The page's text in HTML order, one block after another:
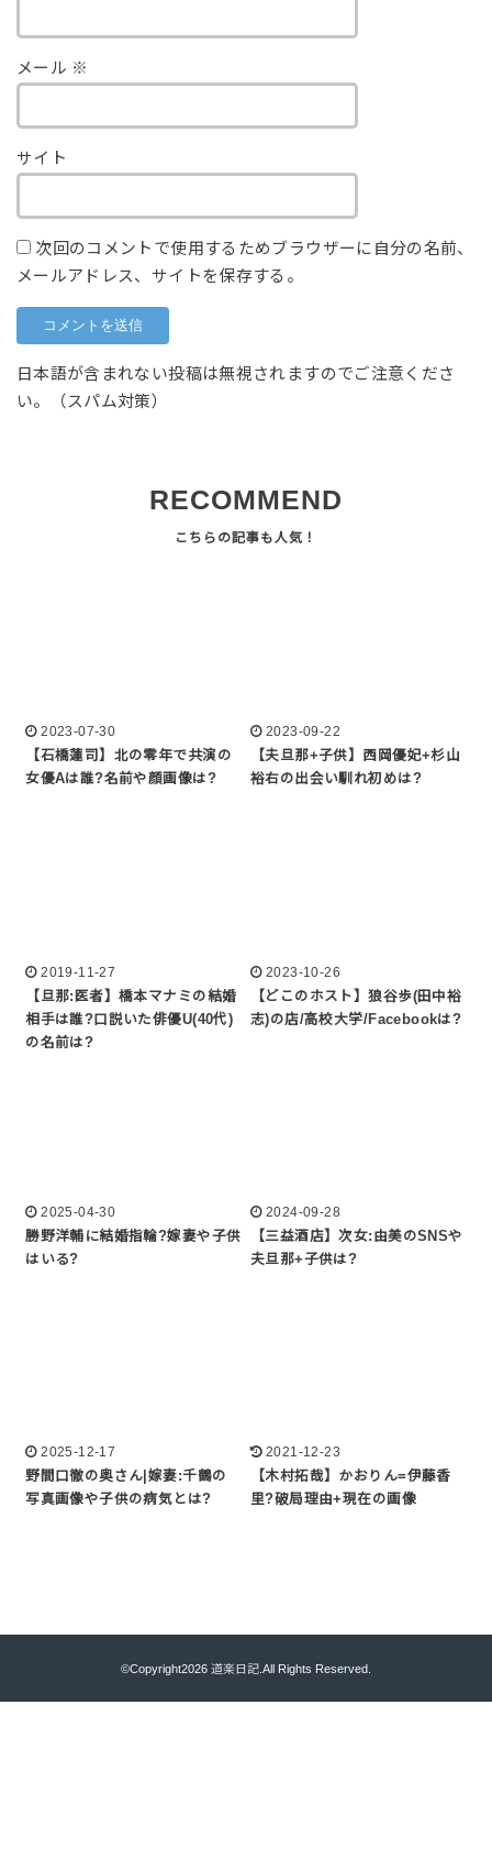
メール ※
サイト
次回のコメントで使用するためブラウザーに自分の名前、
メールアドレス、サイトを保存する。
日本語が含まれない投稿は無視されますのでご注意くださ
い。（スパム対策）
RECOMMEND
2023-07-30
【石橋蓮司】北の零年で共演の
女優Aは誰?名前や顔画像は?
2023-09-22
【夫旦那+子供】西岡優妃+杉山
裕右の出会い馴れ初めは?
2019-11-27
【旦那:医者】橋本マナミの結婚
相手は誰?口説いた俳優U(40代)
の名前は?
2023-10-26
【どこのホスト】狼谷歩(田中裕
志)の店/高校大学/Facebookは?
2025-04-30
勝野洋輔に結婚指輪?嫁妻や子供
はいる?
2024-09-28
【三益酒店】次女:由美のSNSや
夫旦那+子供は?
2025-12-17
野間口徹の奥さん|嫁妻:千鶴の
写真画像や子供の病気とは?
2021-12-23
【木村拓哉】かおりん=伊藤香
里?破局理由+現在の画像
©Copyright2026 道楽日記.All Rights Reserved.